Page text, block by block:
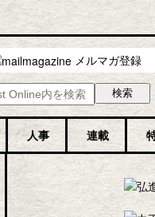
メルマガ登録
人事 連載